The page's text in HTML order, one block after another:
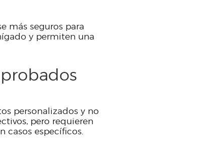
más seguros para
y permiten una
personalizados y no
pero requieren
casos específicos.